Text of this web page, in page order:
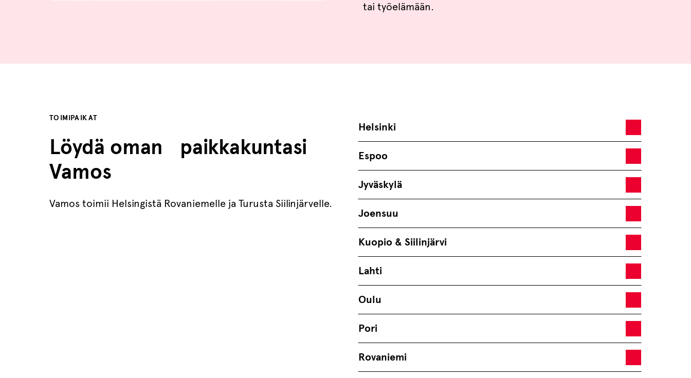
tai työelämään.
TOIMIPAIKAT
Löydä oman paikkakuntasi
Vamos
Vamos toimii Helsingistä Rovaniemelle ja Turusta Siilinjärvelle.
Helsinki
Espoo
Jyväskylä
Joensuu
Kuopio & Siilinjärvi
Lahti
Oulu
Pori
Rovaniemi